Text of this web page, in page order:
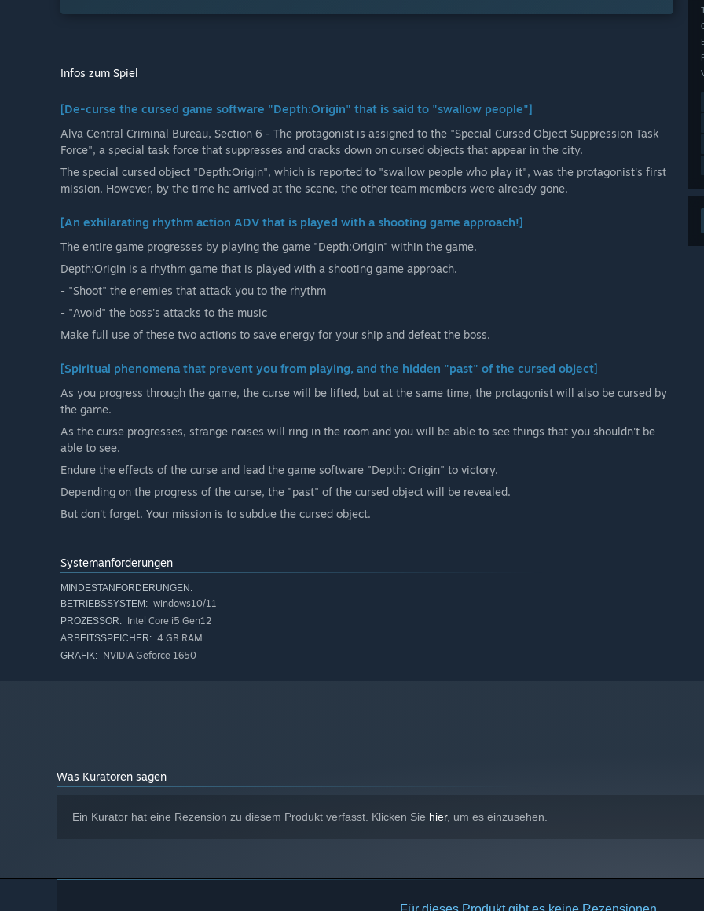
Infos zum Spiel
[De-curse the cursed game software "Depth:Origin" that is said to "swallow people"]
Alva Central Criminal Bureau, Section 6 - The protagonist is assigned to the "Special Cursed Object Suppression Task
Force", a special task force that suppresses and cracks down on cursed objects that appear in the city.
The special cursed object "Depth:Origin", which is reported to "swallow people who play it", was the protagonist's first
mission. However, by the time he arrived at the scene, the other team members were already gone.
[An exhilarating rhythm action ADV that is played with a shooting game approach!]
The entire game progresses by playing the game "Depth:Origin" within the game.
Depth:Origin is a rhythm game that is played with a shooting game approach.
- "Shoot" the enemies that attack you to the rhythm
- "Avoid" the boss's attacks to the music
Make full use of these two actions to save energy for your ship and defeat the boss.
[Spiritual phenomena that prevent you from playing, and the hidden "past" of the cursed object]
As you progress through the game, the curse will be lifted, but at the same time, the protagonist will also be cursed by
the game.
As the curse progresses, strange noises will ring in the room and you will be able to see things that you shouldn't be
able to see.
Endure the effects of the curse and lead the game software "Depth: Origin" to victory.
Depending on the progress of the curse, the "past" of the cursed object will be revealed.
But don't forget. Your mission is to subdue the cursed object.
Systemanforderungen
MINDESTANFORDERUNGEN:
BETRIEBSSYSTEM: windows10/11
PROZESSOR: Intel Core i5 Gen12
ARBEITSSPEICHER: 4 GB RAM
GRAFIK: NVIDIA Geforce 1650
Was Kuratoren sagen
Ein Kurator hat eine Rezension zu diesem Produkt verfasst. Klicken Sie hier, um es einzusehen.